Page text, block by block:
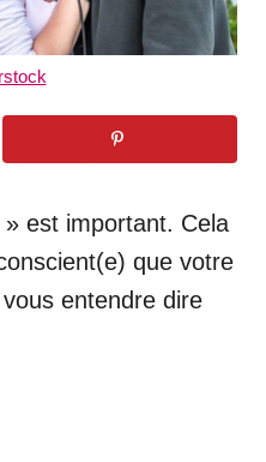
» est important. Cela
que votre
entendre dire